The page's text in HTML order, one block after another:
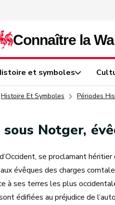
et symboles
Histoire Et Symboles Périodes
sous Notger,
se proclamant
évêques des charges
à ses terres les plus
édifiées au préjudice de